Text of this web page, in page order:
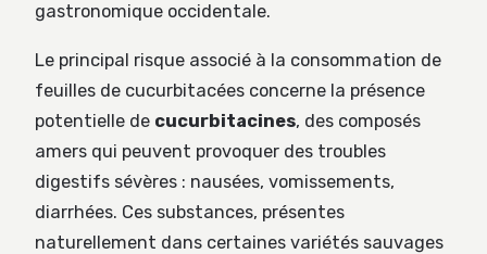
gastronomique occidentale.
Le principal risque associé à la consommation de
feuilles de cucurbitacées concerne la présence
potentielle de cucurbitacines, des composés
amers qui peuvent provoquer des troubles
digestifs sévères : nausées, vomissements,
diarrhées. Ces substances, présentes
naturellement dans certaines variétés sauvages